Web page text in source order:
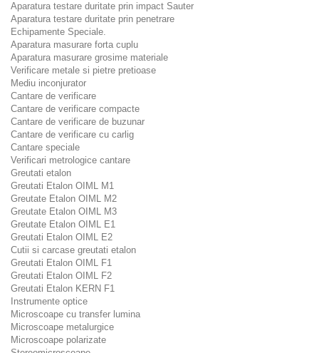
Aparatura testare duritate prin impact Sauter
Aparatura testare duritate prin penetrare
Echipamente Speciale.
Aparatura masurare forta cuplu
Aparatura masurare grosime materiale
Verificare metale si pietre pretioase
Mediu inconjurator
Cantare de verificare
Cantare de verificare compacte
Cantare de verificare de buzunar
Cantare de verificare cu carlig
Cantare speciale
Verificari metrologice cantare
Greutati etalon
Greutati Etalon OIML M1
Greutate Etalon OIML M2
Greutate Etalon OIML M3
Greutate Etalon OIML E1
Greutati Etalon OIML E2
Cutii si carcase greutati etalon
Greutati Etalon OIML F1
Greutati Etalon OIML F2
Greutati Etalon KERN F1
Instrumente optice
Microscoape cu transfer lumina
Microscoape metalurgice
Microscoape polarizate